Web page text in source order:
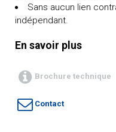
Sans aucun lien
indépendant.
En savoir plus
Brochure technique
Contact